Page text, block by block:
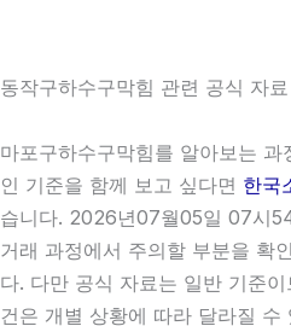
동작구하수구막힘 관련 공식 자
마포구하수구막힘를 알아보는
인 기준을 함께 보고 싶다면 한국
습니다. 2026년07월05일 07시
거래 과정에서 주의할 부분을 확
다. 다만 공식 자료는 일반 기준
건은 개별 상황에 따라 달라질 수